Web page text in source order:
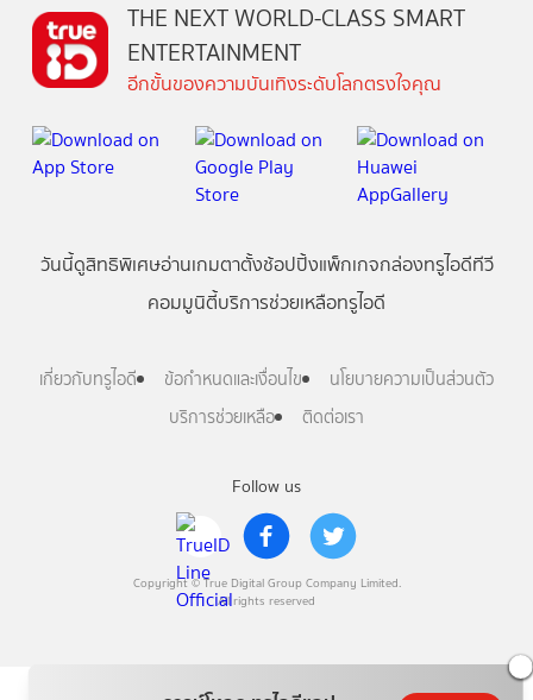
Follow us
Copyright © True Digital Group Company Limited.
All rights reserved
THE NEXT WORLD-CLASS SMART
ENTERTAINMENT
อีกขั้นของความบันเทิงระดับโลกตรงใจคุณ
วันนี้ดูสิทธิพิเศษอ่านเกมตาตั้งช้อปปิ้งแพ็กเกจกล่องทรูไอดีทีวี
คอมมูนิตี้บริการช่วยเหลือทรูไอดี
เกี่ยวกับทรูไอดี ข้อกำหนดและเงื่อนไข
นโยบายความเป็นส่วนตัว
บริการช่วยเหลือ
ติดต่อเรา